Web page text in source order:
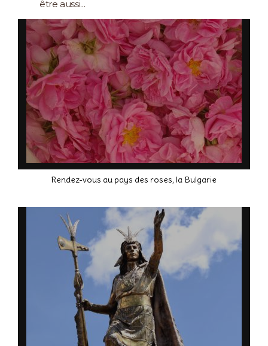
être aussi...
Rendez-vous au pays des roses, la Bulgarie